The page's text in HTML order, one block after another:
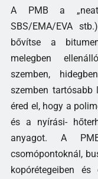
A PMB a
SBS/EMA/EVA
bővítse a
melegben
szemben,
szemben tartósabb
éred el, hogy a
és a nyírási-
anyagot. A
csomópontoknál,
kopórétegeiben